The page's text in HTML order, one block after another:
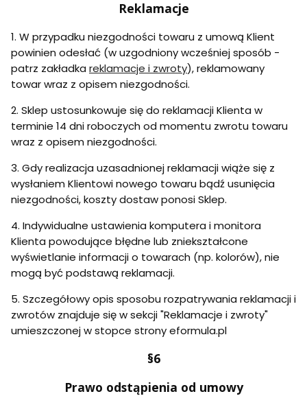
Reklamacje
1. W przypadku niezgodności towaru z umową Klient
powinien odesłać (w uzgodniony wcześniej sposób -
patrz zakładka reklamacje i zwroty), reklamowany
towar wraz z opisem niezgodności.
2. Sklep ustosunkowuje się do reklamacji Klienta w
terminie 14 dni roboczych od momentu zwrotu towaru
wraz z opisem niezgodności.
3. Gdy realizacja uzasadnionej reklamacji wiąże się z
wysłaniem Klientowi nowego towaru bądź usunięcia
niezgodności, koszty dostaw ponosi Sklep.
4. Indywidualne ustawienia komputera i monitora
Klienta powodujące błędne lub zniekształcone
wyświetlanie informacji o towarach (np. kolorów), nie
mogą być podstawą reklamacji.
5. Szczegółowy opis sposobu rozpatrywania reklamacji i
zwrotów znajduje się w sekcji "Reklamacje i zwroty"
umieszczonej w stopce strony eformula.pl
§6
Prawo odstąpienia od umowy